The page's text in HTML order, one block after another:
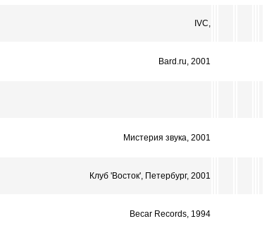
IVC,
Bard.ru, 2001
Мистерия звука, 2001
Клуб 'Восток', Петербург, 2001
Becar Records, 1994